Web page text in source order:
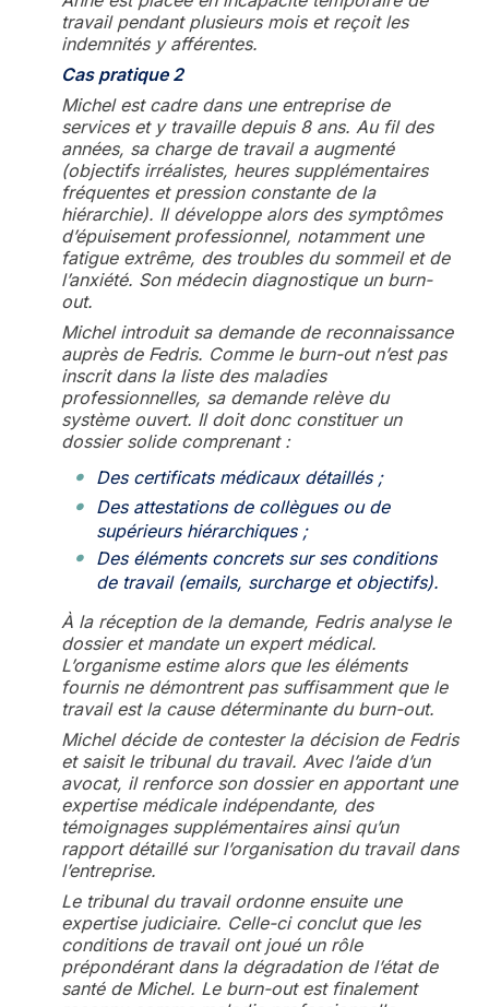
travail pendant plusieurs mois et reçoit les
indemnités y afférentes.
Cas pratique 2
Michel est cadre dans une entreprise de
services et y travaille depuis 8 ans. Au fil des
années, sa charge de travail a augmenté
(objectifs irréalistes, heures supplémentaires
fréquentes et pression constante de la
hiérarchie). Il développe alors des symptômes
d’épuisement professionnel, notamment une
fatigue extrême, des troubles du sommeil et de
l’anxiété. Son médecin diagnostique un burn-
out.
Michel introduit sa demande de reconnaissance
auprès de Fedris. Comme le burn-out n’est pas
inscrit dans la liste des maladies
professionnelles, sa demande relève du
système ouvert. Il doit donc constituer un
dossier solide comprenant :
Des certificats médicaux détaillés ;
Des attestations de collègues ou de
supérieurs hiérarchiques ;
Des éléments concrets sur ses conditions
de travail (emails, surcharge et objectifs).
À la réception de la demande, Fedris analyse le
dossier et mandate un expert médical.
L’organisme estime alors que les éléments
fournis ne démontrent pas suffisamment que le
travail est la cause déterminante du burn-out.
Michel décide de contester la décision de Fedris
et saisit le tribunal du travail. Avec l’aide d’un
avocat, il renforce son dossier en apportant une
expertise médicale indépendante, des
témoignages supplémentaires ainsi qu’un
rapport détaillé sur l’organisation du travail dans
l’entreprise.
Le tribunal du travail ordonne ensuite une
expertise judiciaire. Celle-ci conclut que les
conditions de travail ont joué un rôle
prépondérant dans la dégradation de l’état de
santé de Michel. Le burn-out est finalement